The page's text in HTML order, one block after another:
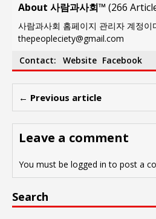
About 사람과사회™ (266
사람과사회 홈페이지 관리자 계정이
thepeopleciety@gmail.com
Contact:
Website Facebook
← Previous article
Leave a comment
You must be logged in to post a
Search